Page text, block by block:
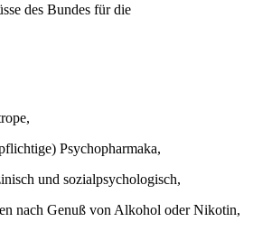
des Bundes für die
Psychopharmaka,
und sozialpsychologisch,
nach Genuß von Alkohol oder Nikotin,